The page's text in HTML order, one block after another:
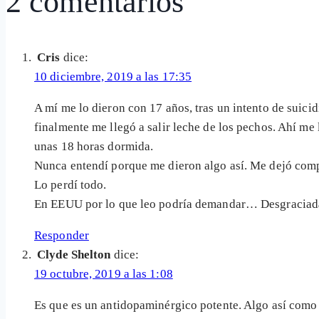
Cris dice:
10 diciembre, 2019 a las 17:35
A mí me lo dieron con 17 años, tras un intento de
finalmente me llegó a salir leche de los pechos. Ahí
unas 18 horas dormida.
Nunca entendí porque me dieron algo así. Me dejó
Lo perdí todo.
En EEUU por lo que leo podría demandar…
Responder
Clyde Shelton dice:
19 octubre, 2019 a las 1:08
Es que es un antidopaminérgico potente. Algo así